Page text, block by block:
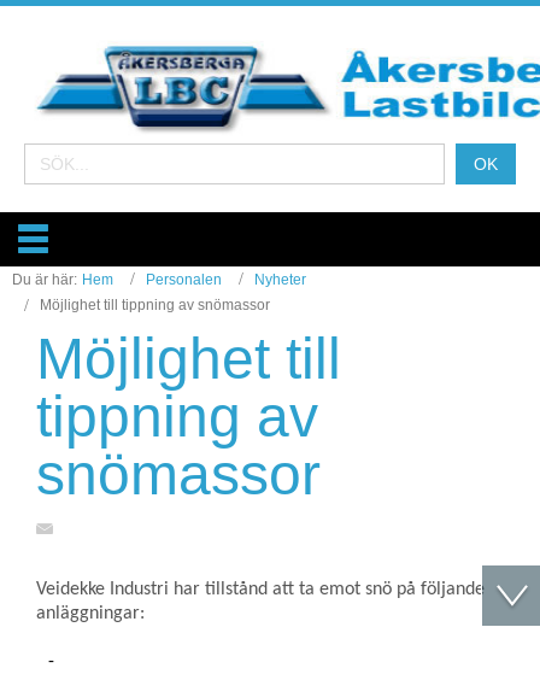
Du är här: Hem Personalen
Nyheter
Möjlighet till tippning av snömassor
Möjlighet till
tippning av
snömassor
Veidekke Industri har tillstånd att ta emot snö på följande
anläggningar: